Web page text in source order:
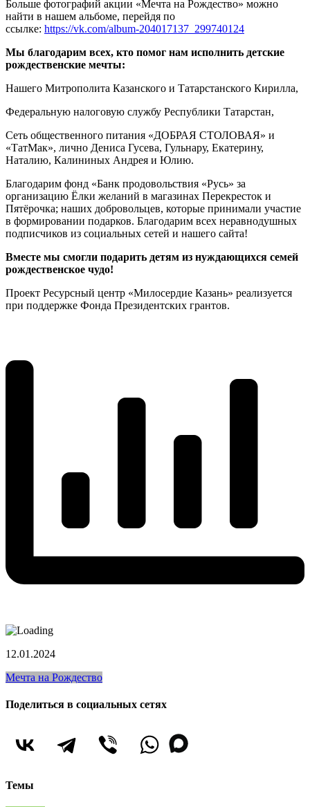
Больше фотографий акции «Мечта на Рождество» можно
найти в нашем альбоме, перейдя по
ссылке: https://vk.com/album-204017137_299740124
Мы благодарим всех, кто помог нам исполнить детские
рождественские мечты:
Нашего Митрополита Казанского и Татарстанского Кирилла,
Федеральную налоговую службу Республики Татарстан,
Сеть общественного питания «ДОБРАЯ СТОЛОВАЯ» и
«ТатМак», лично Дениса Гусева, Гульнару, Екатерину,
Наталию, Калининых Андрея и Юлию.
Благодарим фонд «Банк продовольствия «Русь» за
организацию Ёлки желаний в магазинах Перекресток и
Пятёрочка; наших добровольцев, которые принимали участие
в формировании подарков. Благодарим всех неравнодушных
подписчиков из социальных сетей и нашего сайта!
Вместе мы смогли подарить детям из нуждающихся семей
рождественское чудо!
Проект Ресурсный центр «Милосердие Казань» реализуется
при поддержке Фонда Президентских грантов.
12.01.2024
Мечта на Рождество
Поделиться в социальных сетях
Темы